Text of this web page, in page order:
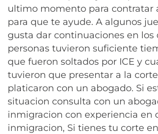
ultimo momento para contratar
para que te ayude. A algunos
gusta dar continuaciones en los
personas tuvieron suficiente
que fueron soltados por ICE y
tuvieron que presentar a la
platicaron con un abogado. Si
situacion consulta con un
inmigracion con experiencia en
inmigracion, Si tienes tu corte